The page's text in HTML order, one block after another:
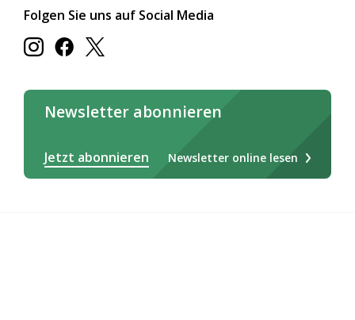
Folgen Sie uns auf Social Media
Newsletter abonnieren
Jetzt abonnieren Newsletter online lesen